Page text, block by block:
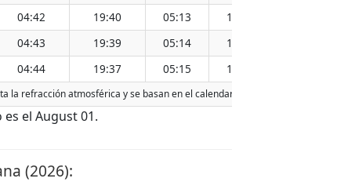
04:42 19:40 05:13 19:09
04:43 19:39 05:14 19:08
04:44 19:37 05:15 19:06
la refracción atmosférica y se basan en el calendario gregoriano. La
el August 01.
(2026):